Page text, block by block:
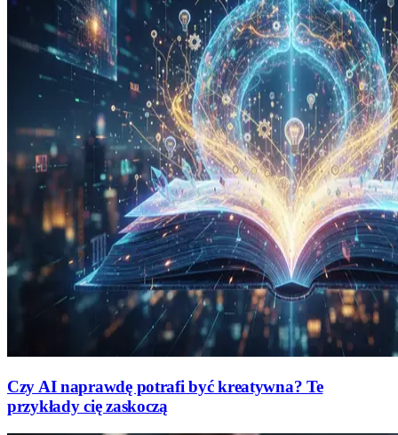
Czy AI naprawdę potrafi być kreatywna? Te
przykłady cię zaskoczą